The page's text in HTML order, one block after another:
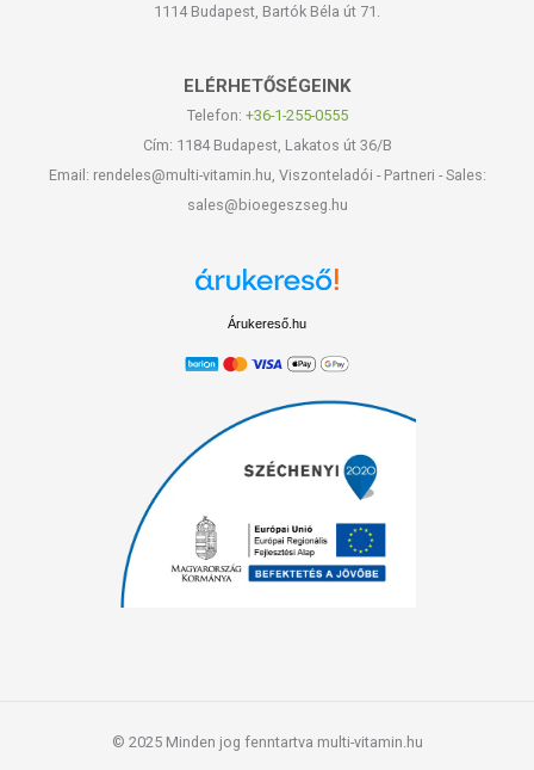
1114 Budapest, Bartók Béla út 71.
ELÉRHETŐSÉGEINK
Telefon: +36-1-255-0555
Cím: 1184 Budapest, Lakatos út 36/B
Email: rendeles@multi-vitamin.hu, Viszonteladói - Partneri - Sales:
sales@bioegeszseg.hu
Árukereső.hu
© 2025 Minden jog fenntartva multi-vitamin.hu